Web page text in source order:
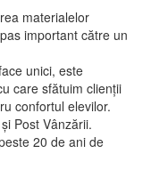
materialelor
important către un
unici, este
care sfătuim clienții
confortul elevilor.
Post Vânzării.
20 de ani de